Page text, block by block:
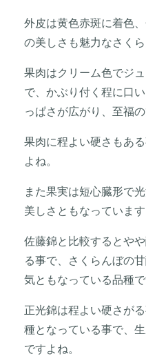
外皮は黄色赤斑に着色
の美しさも魅力なさくら
果肉はクリーム色でジ
で、かぶり付く程に口
っぱさが広がり、至福
果肉に程よい硬さもあ
よね。
また果実は短心臓形で
美しさともなっています
佐藤錦と比較するとや
る事で、さくらんぼの
気ともなっている品種で
正光錦は程よい硬さが
種となっている事で、
ですよね。